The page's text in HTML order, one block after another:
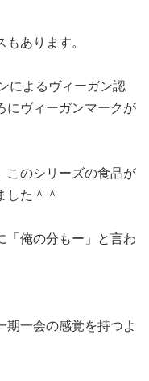
あります。
によるヴィーガン認
にヴィーガンマークが
このシリーズの食品が
した＾＾
「俺の分もー」と言わ
期一会の感覚を持つよ